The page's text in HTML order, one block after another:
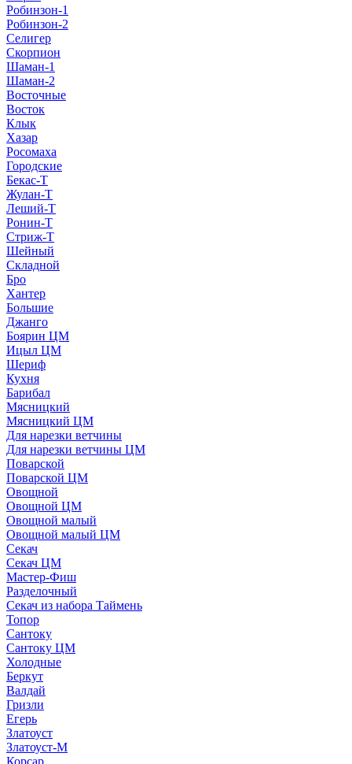
Робинзон-1
Робинзон-2
Селигер
Скорпион
Шаман-1
Шаман-2
Восточные
Восток
Клык
Хазар
Росомаха
Городские
Бекас-Т
Жулан-Т
Леший-Т
Ронин-Т
Стриж-Т
Шейный
Складной
Бро
Хантер
Большие
Джанго
Боярин ЦМ
Ицыл ЦМ
Шериф
Кухня
Барибал
Мясницкий
Мясницкий ЦМ
Для нарезки ветчины
Для нарезки ветчины ЦМ
Поварской
Поварской ЦМ
Овощной
Овощной ЦМ
Овощной малый
Овощной малый ЦМ
Секач
Секач ЦМ
Мастер-Фиш
Разделочный
Секач из набора Таймень
Топор
Сантоку
Сантоку ЦМ
Холодные
Беркут
Валдай
Гризли
Егерь
Златоуст
Златоуст-М
Корсар